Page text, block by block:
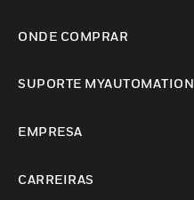
ONDE COMPRAR
SUPORTE MYAUTOMATION
EMPRESA
CARREIRAS